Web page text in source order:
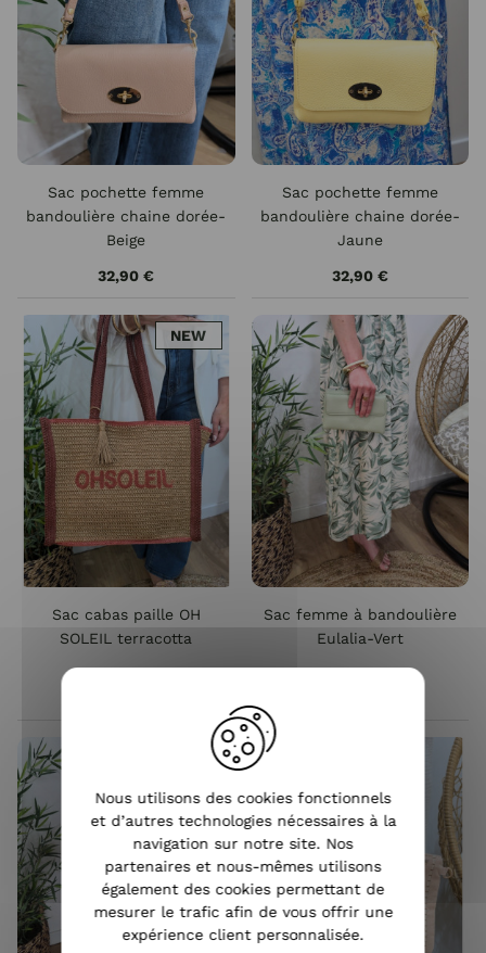
Sac pochette femme
bandoulière chaine dorée-
Beige
32,90 €
Sac pochette femme
bandoulière chaine dorée-
Jaune
32,90 €
NEW
Sac cabas paille OH
SOLEIL terracotta
Sac femme à bandoulière
Eulalia-Vert
Nous utilisons des cookies fonctionnels
et d’autres technologies nécessaires à la
navigation sur notre site. Nos
partenaires et nous-mêmes utilisons
également des cookies permettant de
mesurer le trafic afin de vous offrir une
expérience client personnalisée.